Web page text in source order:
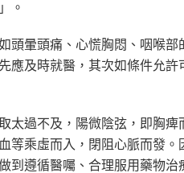
。
頭暈頭痛、心慌胸悶、咽喉
應及時就醫，其次如條件允
太過不及，陽微陰弦，即胸
等乘虛而入，閉阻心脈而發
到遵循醫囑、合理服用藥物